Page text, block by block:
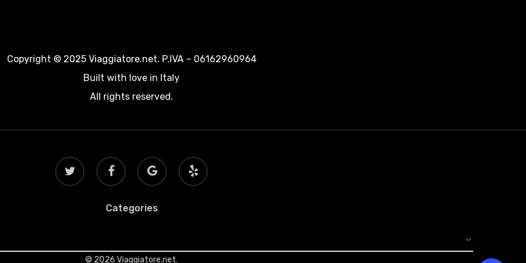
Copyright © 2025 Viaggiatore.net. P.IVA – 06162960964
Built with love in Italy
All rights reserved.
twitter facebook
google-
plus
yelp
Categories
© 2026 Viaggiatore.net.